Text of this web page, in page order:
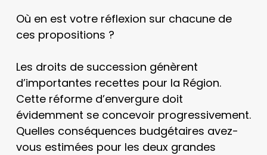
Où en est votre réflexion sur chacune de
ces propositions ?
Les droits de succession génèrent
d’importantes recettes pour la Région.
Cette réforme d’envergure doit
évidemment se concevoir progressivement.
Quelles conséquences budgétaires avez-
vous estimées pour les deux grandes